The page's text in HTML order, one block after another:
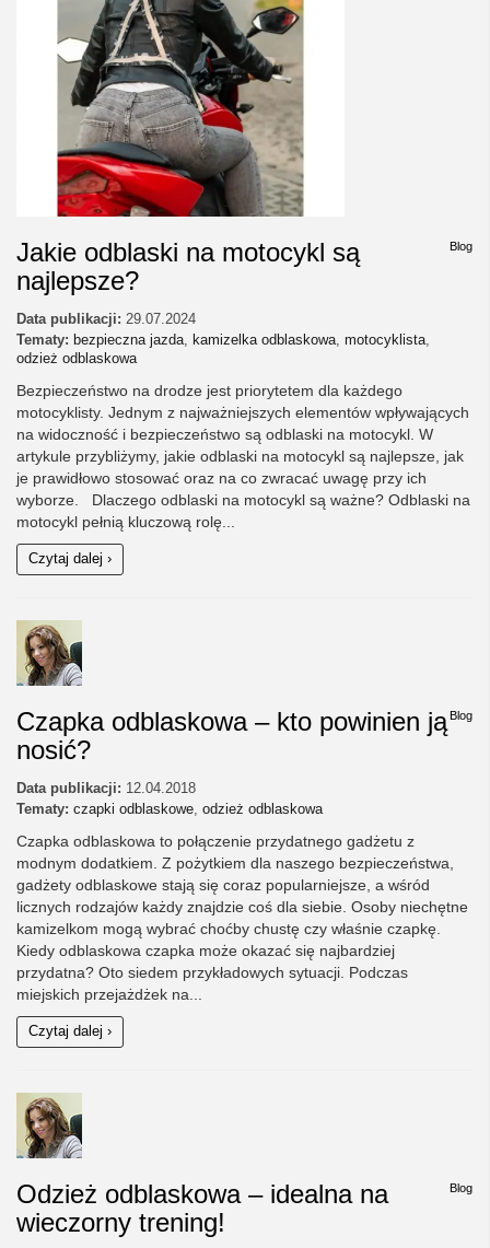
Blog
Jakie odblaski na motocykl są
najlepsze?
Data publikacji: 29.07.2024
Tematy: bezpieczna jazda, kamizelka odblaskowa, motocyklista,
odzież odblaskowa
Bezpieczeństwo na drodze jest priorytetem dla każdego
motocyklisty. Jednym z najważniejszych elementów wpływających
na widoczność i bezpieczeństwo są odblaski na motocykl. W
artykule przybliżymy, jakie odblaski na motocykl są najlepsze, jak
je prawidłowo stosować oraz na co zwracać uwagę przy ich
wyborze. Dlaczego odblaski na motocykl są ważne? Odblaski na
motocykl pełnią kluczową rolę...
Czytaj dalej ›
Blog
Czapka odblaskowa – kto powinien ją
nosić?
Data publikacji: 12.04.2018
Tematy: czapki odblaskowe, odzież odblaskowa
Czapka odblaskowa to połączenie przydatnego gadżetu z
modnym dodatkiem. Z pożytkiem dla naszego bezpieczeństwa,
gadżety odblaskowe stają się coraz popularniejsze, a wśród
licznych rodzajów każdy znajdzie coś dla siebie. Osoby niechętne
kamizelkom mogą wybrać choćby chustę czy właśnie czapkę.
Kiedy odblaskowa czapka może okazać się najbardziej
przydatna? Oto siedem przykładowych sytuacji. Podczas
miejskich przejażdżek na...
Czytaj dalej ›
Blog
Odzież odblaskowa – idealna na
wieczorny trening!